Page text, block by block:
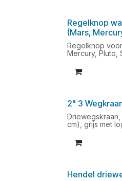
Regelknop
(Mars,
Regelknop
Mercury, Pluto,
11 mm
2" 3
cm), grijs met
Ook
40165
Geschikt voor
Beschikbaar
Hendel